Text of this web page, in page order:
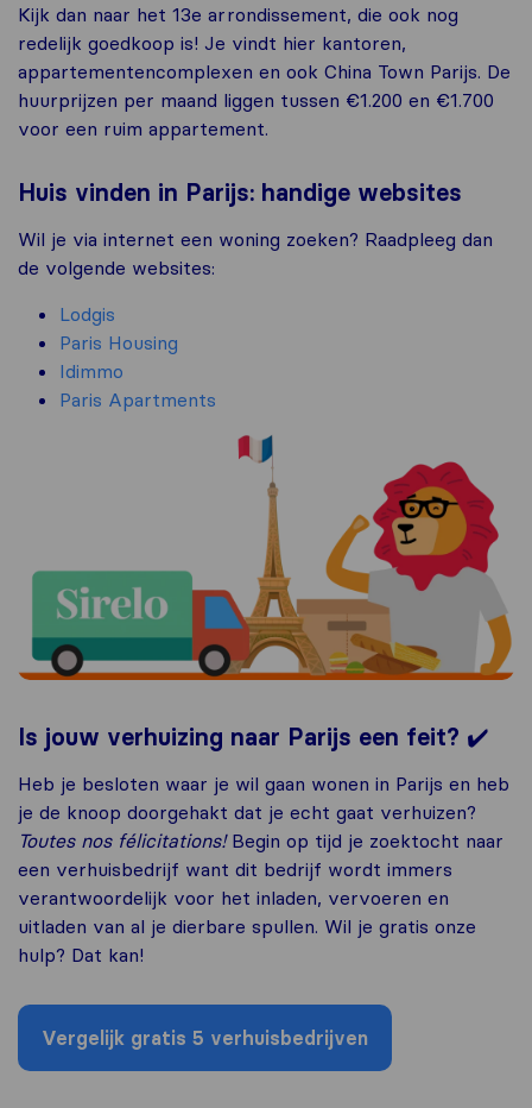
Kijk dan naar het 13e arrondissement, die ook nog
redelijk goedkoop is! Je vindt hier kantoren,
appartementencomplexen en ook China Town Parijs. De
huurprijzen per maand liggen tussen €1.200 en €1.700
voor een ruim appartement.
Huis vinden in Parijs: handige websites
Wil je via internet een woning zoeken? Raadpleeg dan
de volgende websites:
Lodgis
Paris Housing
Idimmo
Paris Apartments
Is jouw verhuizing naar Parijs een feit? ✔️
Heb je besloten waar je wil gaan wonen in Parijs en heb
je de knoop doorgehakt dat je echt gaat verhuizen?
Toutes nos félicitations!Begin op tijd je zoektocht naar
een verhuisbedrijf want dit bedrijf wordt immers
verantwoordelijk voor het inladen, vervoeren en
uitladen van al je dierbare spullen. Wil je gratis onze
hulp? Dat kan!
Vergelijk gratis 5 verhuisbedrijven